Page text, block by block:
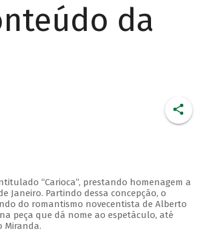
da
“Carioca”, prestando homenagem a
Janeiro. Partindo dessa concepção, o
do romantismo novecentista de Alberto
peça que dá nome ao espetáculo, até
Miranda.